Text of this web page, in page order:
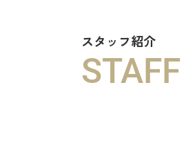
スタッフ紹介
STAFF